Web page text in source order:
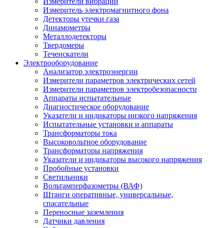
Измеритель электромагнитного фона
Детекторы утечки газа
Динамометры
Металлодетекторы
Твердомеры
Течеискатели
Электрооборудование
Анализатор электроэнергии
Измерители параметров электрических сетей
Измерители параметров электробезопасности
Аппараты испытательные
Диагностическое оборудование
Указатели и индикаторы низкого напряжения
Испытательные установки и аппараты
Трансформаторы тока
Высоковольтное оборудование
Трансформаторы напряжения
Указатели и индикаторы высокого напряжения
Пробойные установки
Светильники
Вольтамперфазометры (ВАФ)
Штанги оперативные, универсальные,
спасательные
Переносные заземления
Датчики давления